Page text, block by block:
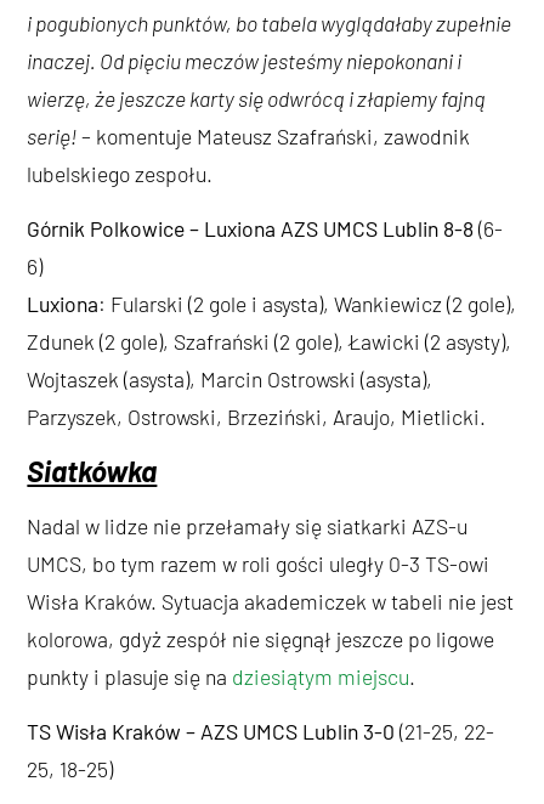
i pogubionych punktów, bo tabela wyglądałaby zupełnie
inaczej. Od pięciu meczów jesteśmy niepokonani i
wierzę, że jeszcze karty się odwrócą i złapiemy fajną
serię!– komentuje Mateusz Szafrański, zawodnik
lubelskiego zespołu.
Górnik Polkowice – Luxiona AZS UMCS Lublin 8-8(6-
6)
Luxiona: Fularski (2 gole i asysta), Wankiewicz (2 gole),
Zdunek (2 gole), Szafrański (2 gole), Ławicki (2 asysty),
Wojtaszek (asysta), Marcin Ostrowski (asysta),
Parzyszek, Ostrowski, Brzeziński, Araujo, Mietlicki.
Siatkówka
Nadal w lidze nie przełamały się siatkarki AZS-u
UMCS, bo tym razem w roli gości uległy 0-3 TS-owi
Wisła Kraków. Sytuacja akademiczek w tabeli nie jest
kolorowa, gdyż zespół nie sięgnął jeszcze po ligowe
punkty i plasuje się na dziesiątym miejscu.
TS Wisła Kraków – AZS UMCS Lublin 3-0(21-25, 22-
25, 18-25)